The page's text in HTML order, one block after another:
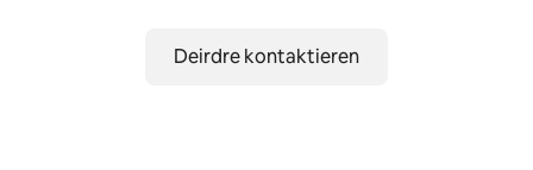
Deirdre kontaktieren